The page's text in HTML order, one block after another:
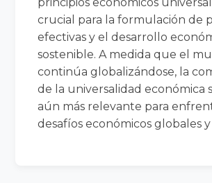
crucial para la formulación de
efectivas y el desarrollo
sostenible. A medida que el
continúa globalizándose, la
de la universalidad económica
aún más relevante para
desafíos económicos globales y